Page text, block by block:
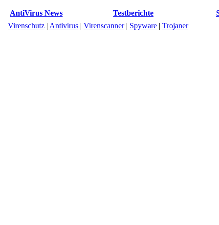
AntiVirus News Testberichte
Virenschutz | Antivirus | Virenscanner| Spyware | Trojaner